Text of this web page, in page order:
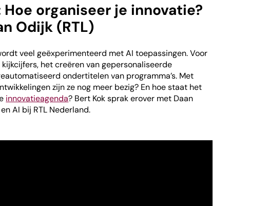
Hoe organiseer je innovatie?
Odijk (RTL)
veel geëxperimenteerd met AI toepassingen. Voor
het creëren van gepersonaliseerde
ondertitelen van programma’s. Met
zijn ze nog meer bezig? En hoe staat het
innovatieagenda? Bert Kok sprak erover met Daan
AI bij RTL Nederland.